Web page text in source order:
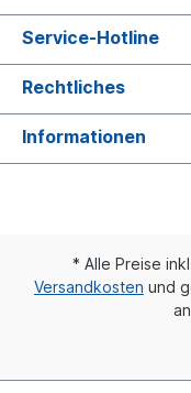
eingepreßt oder
Klemmringe /
Service-Hotline
Rechtliches
Informationen
* Alle Preise
Versandkosten und